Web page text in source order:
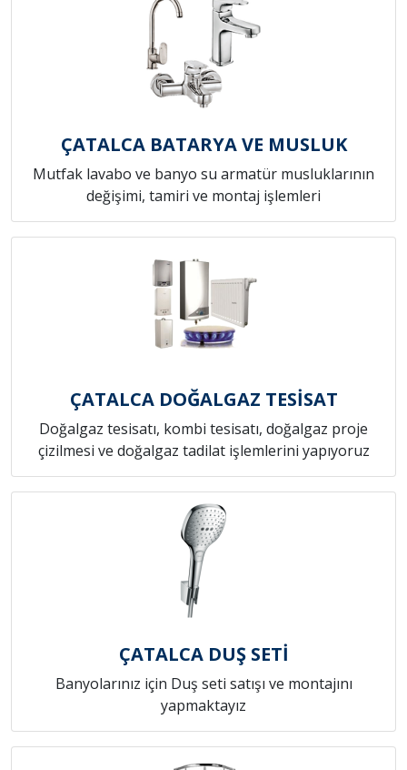
ÇATALCA BATARYA VE MUSLUK
Mutfak lavabo ve banyo su armatür musluklarının
değişimi, tamiri ve montaj işlemleri
ÇATALCA DOĞALGAZ TESİSAT
Doğalgaz tesisatı, kombi tesisatı, doğalgaz proje
çizilmesi ve doğalgaz tadilat işlemlerini yapıyoruz
ÇATALCA DUŞ SETİ
Banyolarınız için Duş seti satışı ve montajını
yapmaktayız